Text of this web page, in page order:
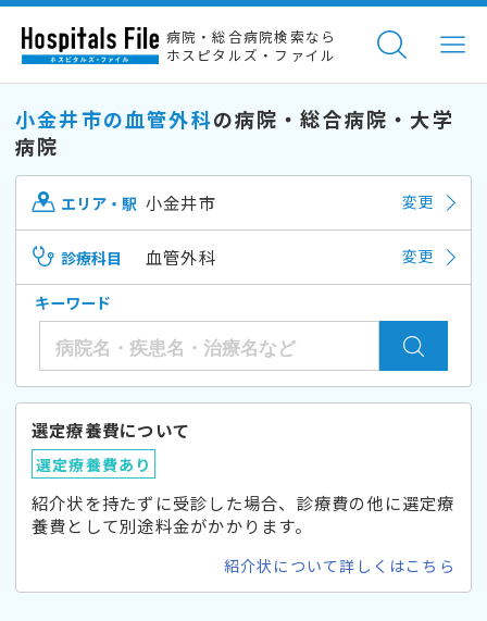
病院・総合病院検索なら
ホスピタルズ・ファイル
小金井市の血管外科の病院・総合病院・大学
病院
エリア・駅 小金井市 変更
診療科目 血管外科 変更
キーワード
選定療養費について
選定療養費あり
紹介状を持たずに受診した場合、診療費の他に選定療
養費として別途料金がかかります。
紹介状について詳しくはこちら